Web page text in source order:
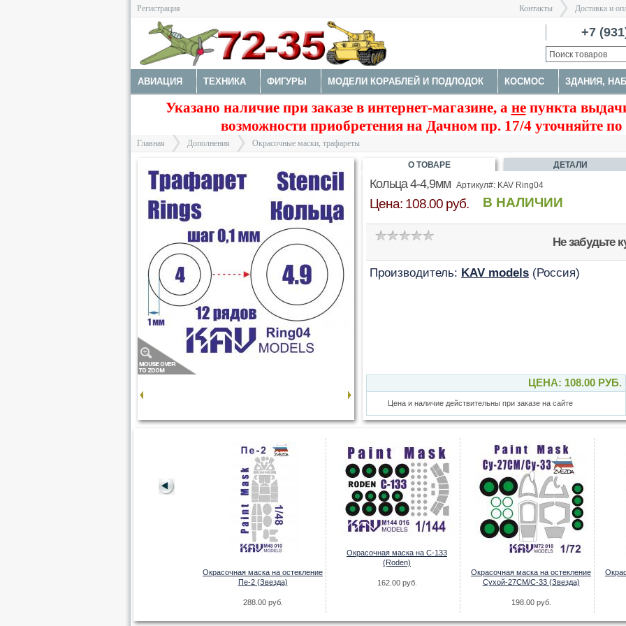
Регистрация Контакты
>
Доставка и
+7
Санкт-
АВИАЦИЯ ТЕХНИКА ФИГУРЫ МОДЕЛИ КОРАБЛЕЙ И ПОДЛОДОК КОСМОС ЗДАНИЯ,
ДОПОЛНЕНИЯ ДЕКАЛИ КОЛЕСА НАБОРЫ ДЕТАЛИРОВКИ ОКРАСОЧНЫЕ МАСКИ,
КРАСКИ И ИНСТРУМЕНТЫ
Указано наличие при заказе в интернет-магазине, а непункта
возможности приобретения на Дачном пр. 17/4 уточняйте по
Главная
>
Дополнения Окрасочные маски, трафареты
Кольца 4-4,9мм Артикул#: KAV Ring04
Цена: 108.00 руб. В НАЛИЧИИ
Не забудьте
Производитель: KAV models (Россия)
ЦЕНА: 108.00 РУБ.
Цена и наличие действительны при заказе на сайте
О ТОВАРЕ ДЕТАЛИ
Окрасочная маска на остекление
Пе-2 (Звезда)
288.00 руб.
Окрасочная маска на C-133
(Roden)
162.00 руб.
Окрасочная маска на остекление
Сухой-27СМ/С-33 (Звезда)
198.00 руб.